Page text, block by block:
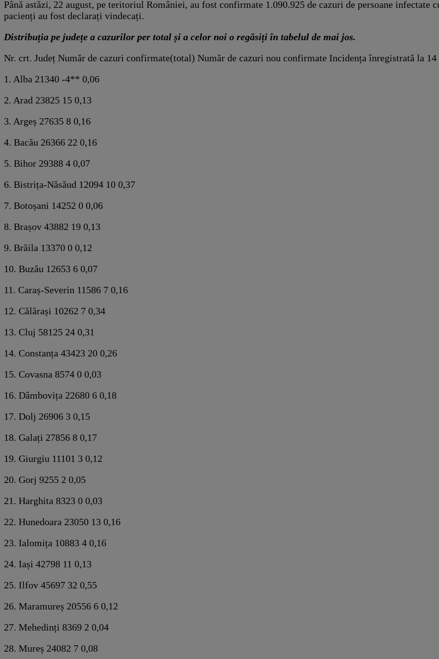
Până astăzi, 22 august, pe teritoriul României, au fost confirmate 1.090.925 de cazuri de persoane infectate
pacienți au fost declarați vindecați.
Distribuția pe județe a cazurilor per total și a celor noi o regăsiți în tabelul de mai jos.
Nr. crt. Județ Număr de cazuri confirmate(total) Număr de cazuri nou confirmate Incidența înregistrată la
1. Alba 21340 -4** 0,06
2. Arad 23825 15 0,13
3. Argeș 27635 8 0,16
4. Bacău 26366 22 0,16
5. Bihor 29388 4 0,07
6. Bistrița-Năsăud 12094 10 0,37
7. Botoșani 14252 0 0,06
8. Brașov 43882 19 0,13
9. Brăila 13370 0 0,12
10. Buzău 12653 6 0,07
11. Caraș-Severin 11586 7 0,16
12. Călărași 10262 7 0,34
13. Cluj 58125 24 0,31
14. Constanța 43423 20 0,26
15. Covasna 8574 0 0,03
16. Dâmbovița 22680 6 0,18
17. Dolj 26906 3 0,15
18. Galați 27856 8 0,17
19. Giurgiu 11101 3 0,12
20. Gorj 9255 2 0,05
21. Harghita 8323 0 0,03
22. Hunedoara 23050 13 0,16
23. Ialomița 10883 4 0,16
24. Iași 42798 11 0,13
25. Ilfov 45697 32 0,55
26. Maramureș 20556 6 0,12
27. Mehedinți 8369 2 0,04
28. Mureș 24082 7 0,08